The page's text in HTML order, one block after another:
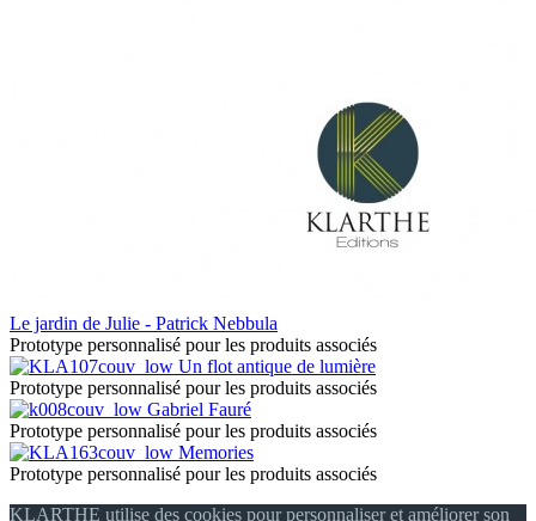
Le jardin de Julie - Patrick Nebbula
Prototype personnalisé pour les produits associés
Un flot antique de lumière
Prototype personnalisé pour les produits associés
Gabriel Fauré
Prototype personnalisé pour les produits associés
Memories
Prototype personnalisé pour les produits associés
KLARTHE utilise des cookies pour personnaliser et améliorer son